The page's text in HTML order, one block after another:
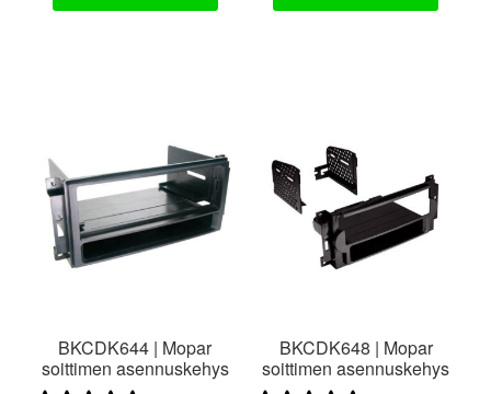
BKCDK644 | Mopar
soittimen asennuskehys
BKCDK648 | Mopar
soittimen asennuskehys